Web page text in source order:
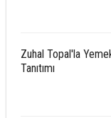
Zuhal Topal'la
Tanıtımı